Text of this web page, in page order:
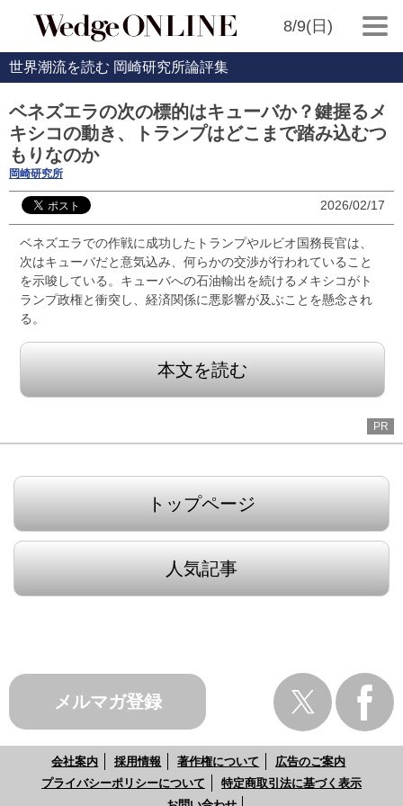
8/9(日)
世界潮流を読む 岡崎研究所論評集
ベネズエラの次の標的はキューバか？鍵握るメ
キシコの動き、トランプはどこまで踏み込むつ
もりなのか
岡崎研究所
2026/02/17
ベネズエラでの作戦に成功したトランプやルビオ国務長官は、
次はキューバだと意気込み、何らかの交渉が行われていること
を示唆している。キューバへの石油輸出を続けるメキシコがト
ランプ政権と衝突し、経済関係に悪影響が及ぶことを懸念され
る。
本文を読む
PR
トップページ
人気記事
メルマガ登録
会社案内 採用情報 著作権について
広告のご案内
プライバシーポリシーについて
特定商取引法に基づく表示